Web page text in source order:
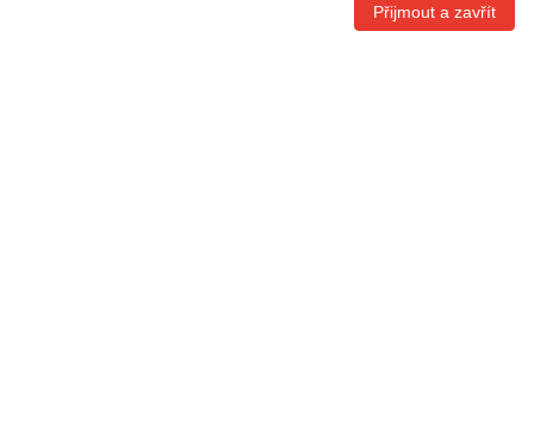
Přijmout a zavřít